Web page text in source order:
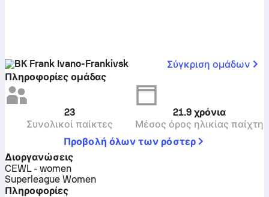
BK Frank Ivano-Frankivsk
Σύγκριση ομάδων
Πληροφορίες ομάδας
23
Συνολικοί παίκτες
21.9 χρόνια
Μέσος όρος ηλικίας παίχτη
Προβολή όλων των ρόστερ
Διοργανώσεις
CEWL - women
Superleague Women
Πληροφορίες